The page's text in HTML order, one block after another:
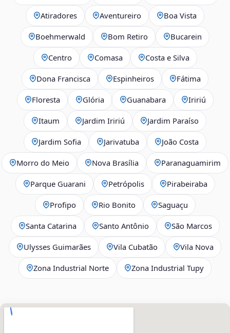
Atiradores Aventureiro Boa Vista
Boehmerwald Bom Retiro Bucarein
Centro Comasa Costa e Silva
Dona Francisca Espinheiros Fátima
Floresta Glória Guanabara Iririú
Itaum Jardim Iririú Jardim Paraíso
Jardim Sofia Jarivatuba João Costa
Morro do Meio Nova Brasília Paranaguamirim
Parque Guarani Petrópolis Pirabeiraba
Profipo Rio Bonito Saguaçu
Santa Catarina Santo Antônio São Marcos
Ulysses Guimarães Vila Cubatão Vila Nova
Zona Industrial Norte Zona Industrial Tupy